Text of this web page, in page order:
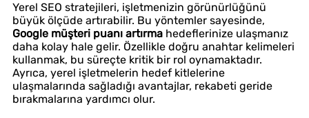
Yerel SEO stratejileri, işletmenizin görünürlüğünü
büyük ölçüde artırabilir. Bu yöntemler sayesinde,
Google müşteri puanı artırma hedeflerinize ulaşmanız
daha kolay hale gelir. Özellikle doğru anahtar kelimeleri
kullanmak, bu süreçte kritik bir rol oynamaktadır.
Ayrıca, yerel işletmelerin hedef kitlelerine
ulaşmalarında sağladığı avantajlar, rekabeti geride
bırakmalarına yardımcı olur.